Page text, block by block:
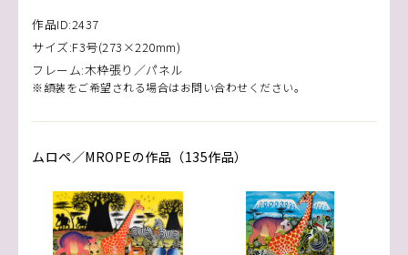
作品ID:2437
サイズ:F3号(273×220mm)
フレーム:木枠張り／パネル
※額装をご希望される場合はお問い合わせください。
ムロペ／MROPEの作品（135作品）